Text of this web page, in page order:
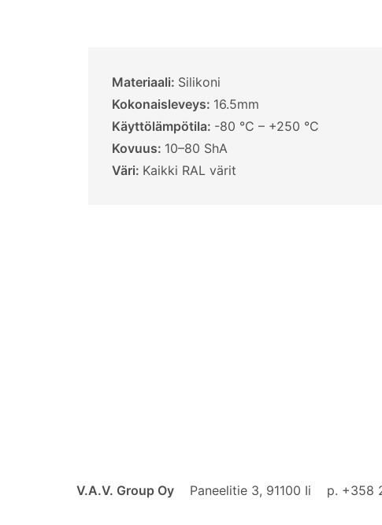
Materiaali: Silikoni
Kokonaisleveys: 16.5mm
Käyttölämpötila: -80 °C – +250 °C
Kovuus: 10–80 ShA
Väri: Kaikki RAL värit
V.A.V. Group Oy Paneelitie 3, 91100 Ii p. +358